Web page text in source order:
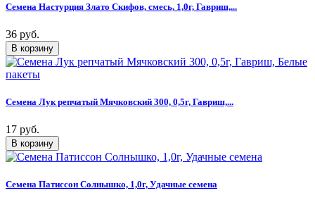
Семена Настурция Злато Скифов, смесь, 1,0г, Гавриш,...
36 руб.
Семена Лук репчатый Мячковский 300, 0,5г, Гавриш,...
17 руб.
Семена Патиссон Солнышко, 1,0г, Удачные семена